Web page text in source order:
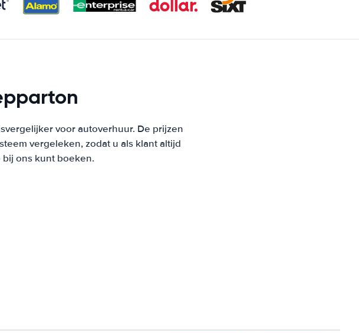
voor autoverhuur. De prijzen
vergeleken, zodat u als klant altijd
ons kunt boeken.